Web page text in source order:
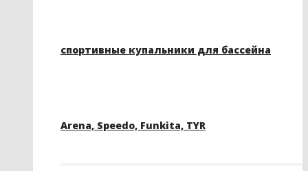
спортивные купальники для бассейна
Arena, Speedo, Funkita, TYR